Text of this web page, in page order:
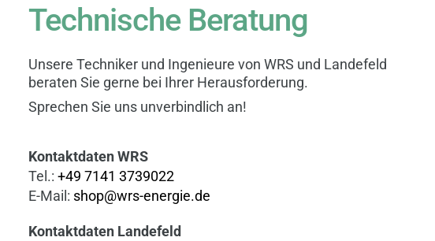
Technische Beratung
Unsere Techniker und Ingenieure von WRS und Landefeld
beraten Sie gerne bei Ihrer Herausforderung.
Sprechen Sie uns unverbindlich an!
Kontaktdaten WRS
Tel.:+497141 3739022
E-Mail: shop@wrs-energie.de
Kontaktdaten Landefeld